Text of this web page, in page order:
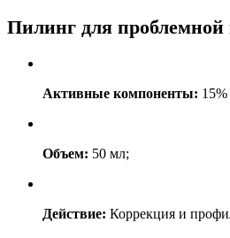
Пилинг для
Активные компоненты:
Объем: 50 мл;
Действие: Коррекция и